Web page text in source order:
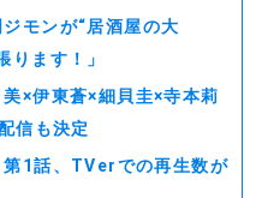
モンが“居酒屋の大
ます！」
×伊東蒼×細貝圭×寺本莉
信も決定
第1話、TVerでの再生数が